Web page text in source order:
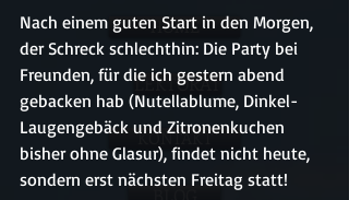
HOME
LEKTORAT
KONTAKT
Nach einem guten Start in den Morgen,
der Schreck schlechthin: Die Party bei
Freunden, für die ich gestern abend
gebacken hab (Nutellablume, Dinkel-
Laugengebäck und Zitronenkuchen
bisher ohne Glasur), findet nicht heute,
sondern erst nächsten Freitag statt!